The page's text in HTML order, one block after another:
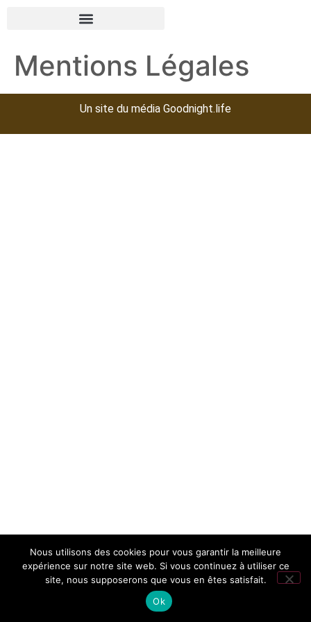
Mentions Légales
Un site du média Goodnight.life
Nous utilisons des cookies pour vous garantir la meilleure
expérience sur notre site web. Si vous continuez à utiliser ce
site, nous supposerons que vous en êtes satisfait.
Ok